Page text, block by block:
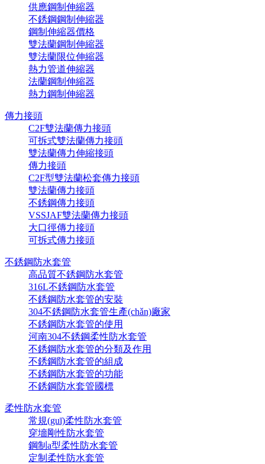
供應鋼制伸縮器
不銹鋼鋼制伸縮器
鋼制伸縮器價格
雙法蘭鋼制伸縮器
雙法蘭限位伸縮器
熱力管道伸縮器
法蘭鋼制伸縮器
熱力鋼制伸縮器
傳力接頭
C2F雙法蘭傳力接頭
可拆式雙法蘭傳力接頭
雙法蘭傳力伸縮接頭
傳力接頭
C2F型雙法蘭松套傳力接頭
雙法蘭傳力接頭
不銹鋼傳力接頭
VSSJAF雙法蘭傳力接頭
大口徑傳力接頭
可拆式傳力接頭
不銹鋼防水套管
高品質不銹鋼防水套管
316L不銹鋼防水套管
不銹鋼防水套管的安裝
304不銹鋼防水套管生產(chǎn)廠家
不銹鋼防水套管的使用
河南304不銹鋼柔性防水套管
不銹鋼防水套管的分類及作用
不銹鋼防水套管的組成
不銹鋼防水套管的功能
不銹鋼防水套管國標
柔性防水套管
常規(guī)柔性防水套管
穿墻剛性防水套管
鋼制a型柔性防水套管
定制柔性防水套管